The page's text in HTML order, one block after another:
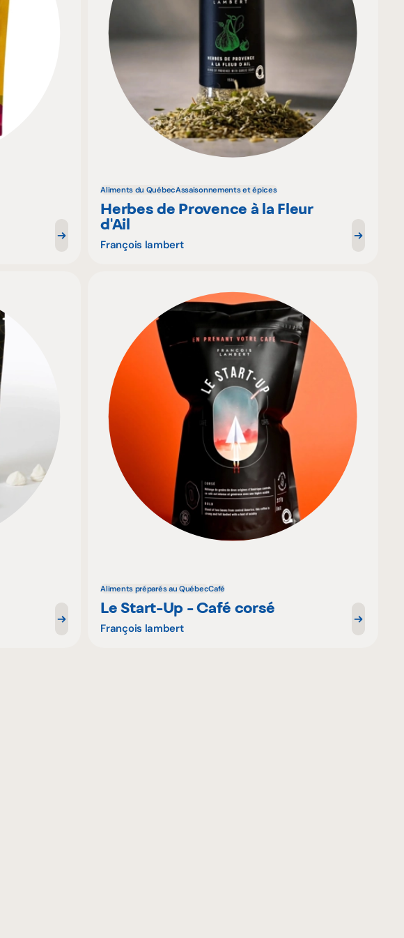
Aliments du QuébecAssaisonnements et épices
Herbes de Provence à la Fleur
d'Ail
François lambert
Aliments préparés au QuébecCafé
Le Start-Up - Café corsé
François lambert